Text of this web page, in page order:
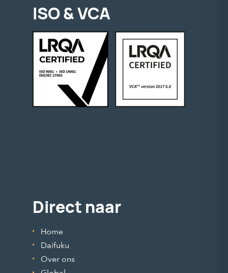
ISO & VCA
Direct naar
Home
Daifuku
Over ons